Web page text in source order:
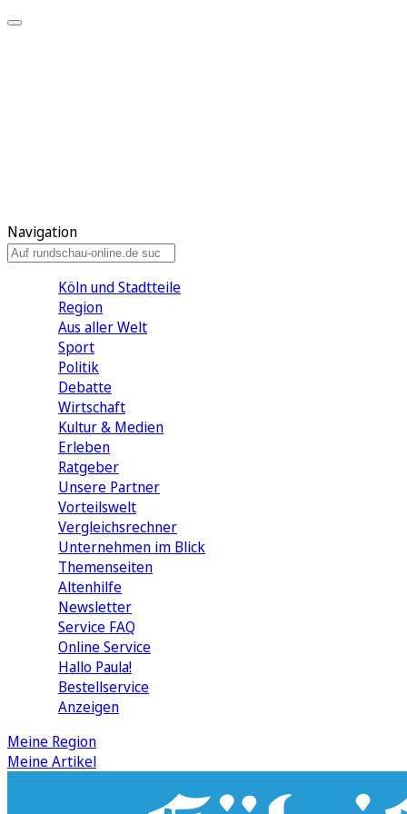
Navigation
Köln und Stadtteile
Region
Aus aller Welt
Sport
Politik
Debatte
Wirtschaft
Kultur & Medien
Erleben
Ratgeber
Unsere Partner
Vorteilswelt
Vergleichsrechner
Unternehmen im Blick
Themenseiten
Altenhilfe
Newsletter
Service FAQ
Online Service
Hallo Paula!
Bestellservice
Anzeigen
Meine Region
Meine Artikel